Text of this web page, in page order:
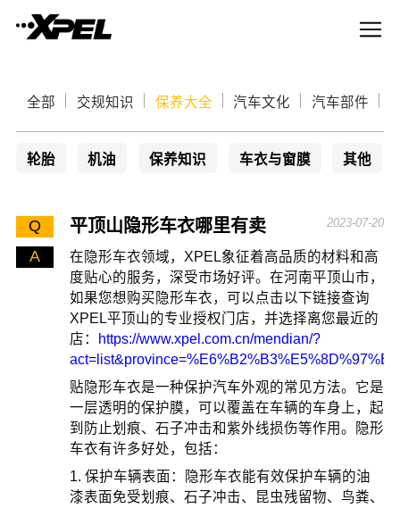
全部 交规知识 保养大全 汽车文化 汽车部件
轮胎 机油 保养知识 车衣与窗膜 其他
Q 平顶山隐形车衣哪里有卖 2023-07-20
A
在隐形车衣领域，XPEL象征着高品质的材料和高
度贴心的服务，深受市场好评。在河南平顶山市，
如果您想购买隐形车衣，可以点击以下链接查询
XPEL平顶山的专业授权门店，并选择离您最近的
店：
https://www.xpel.com.cn/mendian/?
贴隐形车衣是一种保护汽车外观的常见方法。它是
一层透明的保护膜，可以覆盖在车辆的车身上，起
到防止划痕、石子冲击和紫外线损伤等作用。隐形
车衣有许多好处，包括：
1. 保护车辆表面：隐形车衣能有效保护车辆的油
漆表面免受划痕、石子冲击、昆虫残留物、鸟粪、